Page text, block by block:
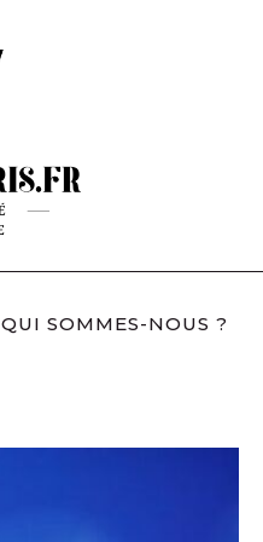
QUI SOMMES-NOUS ?